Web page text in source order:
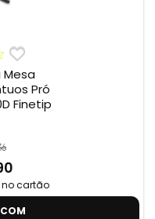
Pró
Finetip
no cartão